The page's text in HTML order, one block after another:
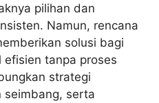
pilihan dan
Namun, rencana
solusi bagi
efisien tanpa proses
strategi
seimbang, serta